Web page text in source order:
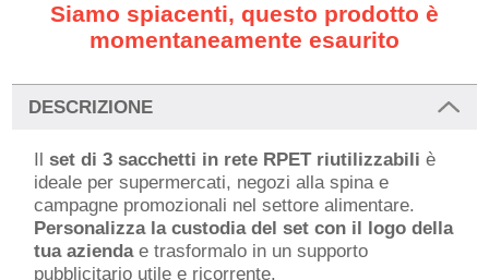
Siamo spiacenti, questo prodotto è
momentaneamente esaurito
DESCRIZIONE
Ilset di 3 sacchetti in rete RPET riutilizzabiliè
ideale per supermercati, negozi alla spina e
campagne promozionali nel settore alimentare.
Personalizza la custodia del set con il logo della
tua aziendae trasformalo in un supporto
pubblicitario utile e ricorrente.